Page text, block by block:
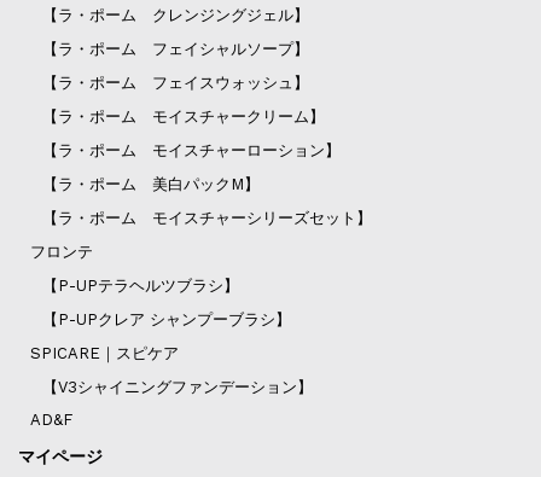
【ラ・ポーム クレンジングジェル】
【ラ・ポーム フェイシャルソープ】
【ラ・ポーム フェイスウォッシュ】
【ラ・ポーム モイスチャークリーム】
【ラ・ポーム モイスチャーローション】
【ラ・ポーム 美白パックM】
【ラ・ポーム モイスチャーシリーズセット】
フロンテ
【P-UPテラヘルツブラシ】
【P-UPクレア シャンプーブラシ】
SPICARE｜スピケア
【V3シャイニングファンデーション】
AD&F
マイページ